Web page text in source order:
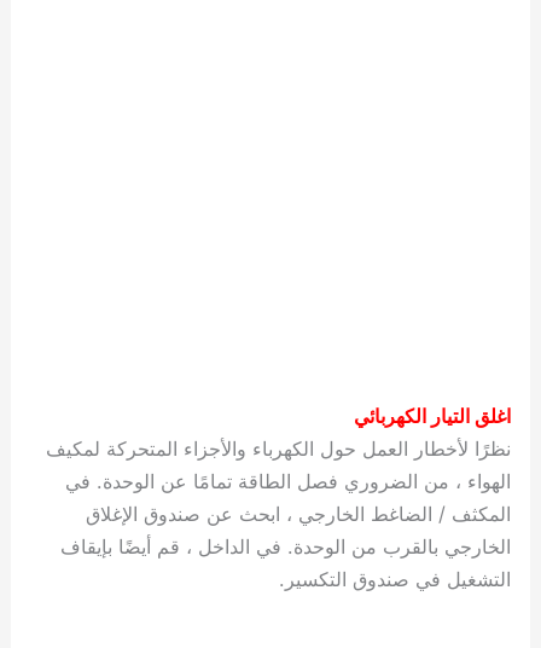
اغلق التيار الكهربائي
نظرًا لأخطار العمل حول الكهرباء والأجزاء المتحركة لمكيف
الهواء ، من الضروري فصل الطاقة تمامًا عن الوحدة. في
المكثف / الضاغط الخارجي ، ابحث عن صندوق الإغلاق
الخارجي بالقرب من الوحدة. في الداخل ، قم أيضًا بإيقاف
التشغيل في صندوق التكسير.